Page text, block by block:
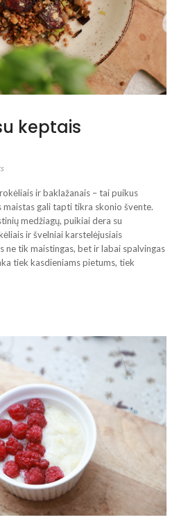
keptais
ir baklažanais – tai puikus
gali tapti tikra skonio švente.
medžiagų, puikiai dera su
ir švelniai karstelėjusiais
ne tik maistingas, bet ir labai spalvingas
tiek kasdieniams pietums, tiek